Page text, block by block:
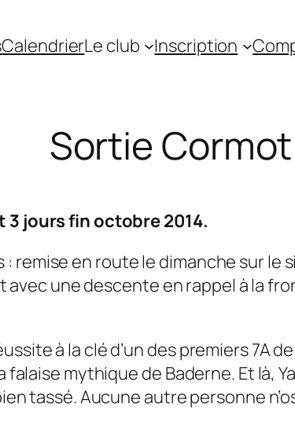
CalendrierLe club Inscription
Sortie Cormot
3 jours fin octobre 2014.
remise en route le dimanche sur
avec une descente en rappel à la
à la clé d’un des premiers 7A
mythique de Baderne. Et là,
tassé. Aucune autre personne